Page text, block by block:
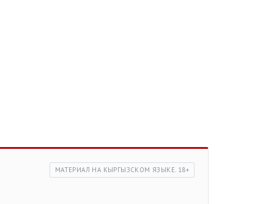
МАТЕРИАЛ НА КЫРГЫЗСКОМ ЯЗЫКЕ. 18+